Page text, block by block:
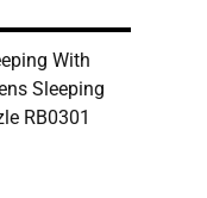
With
Sleeping
RB0301